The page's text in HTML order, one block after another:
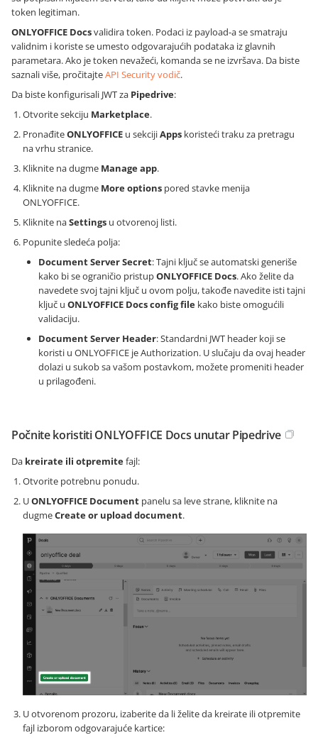
token legitiman.
ONLYOFFICE Docsvalidira token. Podaci iz payload-a se smatraju
validnim i koriste se umesto odgovarajućih podataka iz glavnih
parametara. Ako je token nevažeći, komanda se ne izvršava. Da biste
saznali više, pročitajteAPI Security vodič.
Da biste konfigurisali JWT za Pipedrive:
Otvorite sekciju Marketplace.
PronađiteONLYOFFICE u sekcijiApps koristeći traku za pretragu
na vrhu stranice.
Kliknite na dugme Manage app.
Kliknite na dugme More options pored stavke menija
ONLYOFFICE.
Kliknite naSettings u otvorenoj listi.
Popunite sledeća polja:
Document Server Secret: Tajni ključ se automatski generiše
kako bi se ograničio pristupONLYOFFICE Docs. Ako želite da
navedete svoj tajni ključ u ovom polju, takođe navedite isti tajni
ključ u ONLYOFFICE Docs config file kako biste omogućili
validaciju.
Document Server Header: Standardni JWT header koji se
koristi u ONLYOFFICE je Authorization. U slučaju da ovaj header
dolazi u sukob sa vašom postavkom, možete promeniti header
u prilagođeni.
Počnite koristiti ONLYOFFICE Docs unutar Pipedrive
Da kreirate ili otpremitefajl:
Otvorite potrebnu ponudu.
UONLYOFFICE Document panelu sa leve strane, kliknite na
dugmeCreate or upload document.
U otvorenom prozoru, izaberite da li želite da kreirate ili otpremite
fajl izborom odgovarajuće kartice: